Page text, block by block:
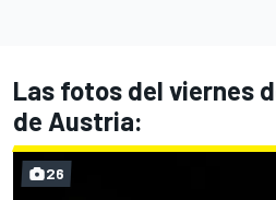
Las fotos del viernes
de Austria:
26